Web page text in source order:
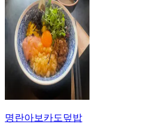
명란아보카도덮밥